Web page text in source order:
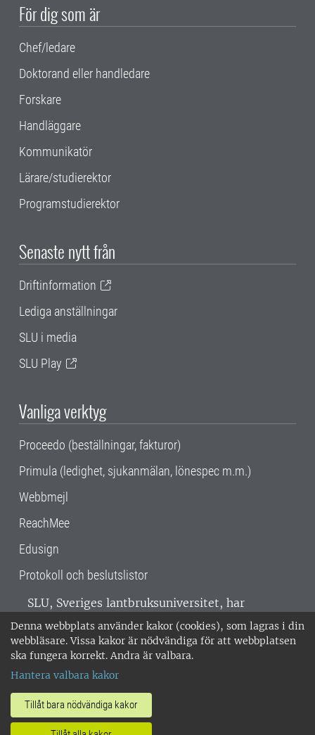
Denna webbplats använder kakor (cookies), som lagras i din
webbläsare. Vissa kakor är nödvändiga för att webbplatsen
ska fungera korrekt. Andra är valbara.
Hantera valbara kakor
Tillåt bara nödvändiga kakor
För dig som är
Chef/ledare
Doktorand eller handledare
Forskare
Handläggare
Kommunikatör
Lärare/studierektor
Programstudierektor
Senaste nytt från
Driftinformation
Lediga anställningar
SLU i media
SLU Play
Vanliga verktyg
Proceedo (beställningar, fakturor)
Primula (ledighet, sjukanmälan, lönespec m.m.)
Webbmejl
ReachMee
Edusign
Protokoll och beslutslistor
SLU, Sveriges lantbruksuniversitet, har
verksamhet över hela Sverige. Huvudorter är
Alnarp, Uppsala och Umeå.SLU är
miljöcertifierat enligt ISO 14001. •
018-67 10 00 • Org nr: 202100-2817 •
Om SLU:s webbplatser
•Hantera kakor•Behandling av